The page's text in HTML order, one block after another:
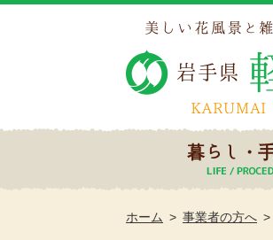
暮らし・
ホーム 事業者の方へ